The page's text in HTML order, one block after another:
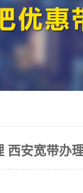
西安宽带办